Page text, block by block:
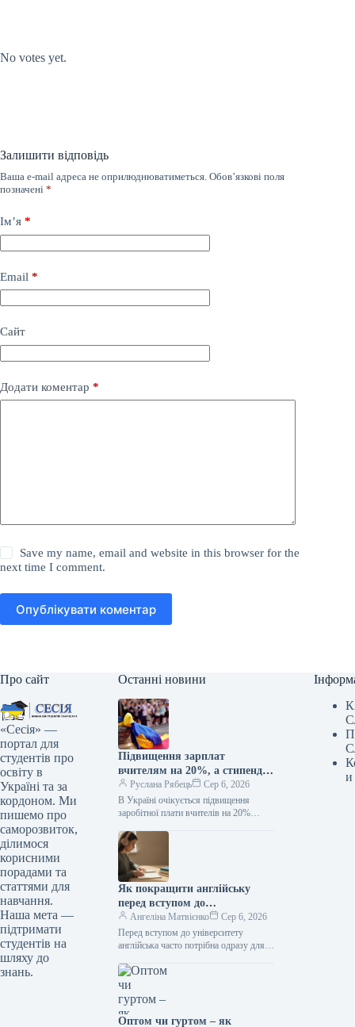
No votes yet.
Залишити відповідь
Ваша e-mail адреса не оприлюднюватиметься. Обов’язкові поля
позначені *
Ім’я *
Email *
Сайт
Додати коментар *
Save my name, email and website in this browser for the
next time I comment.
Опублікувати коментар
Про сайт
«Сесія» —
портал для
студентів про
освіту в
Україні та за
кордоном. Ми
пишемо про
саморозвиток,
ділимося
корисними
порадами та
статтями для
навчання.
Наша мета —
підтримати
студентів на
шляху до
знань.
Останні новини
Підвищення зарплат
вчителям на 20%, а стипендій
— у два рази: коли очікувати
покращення
Руслана Рябець
Сер 6, 2026
В Україні очікується підвищення
заробітної плати вчителів на 20%
Несподіванка для вчителів
та студентів: як зміняться зарплати
освітян і стипендії з 1 вересня /…
Як покращити англійську
перед вступом до
університету: реалістичний
план підготовки
Ангеліна Матвієнко
Сер 6, 2026
Перед вступом до університету
англійська часто потрібна одразу для
джерела, слухати лекції й
висловлювати думки…
Оптом чи гуртом – як
и